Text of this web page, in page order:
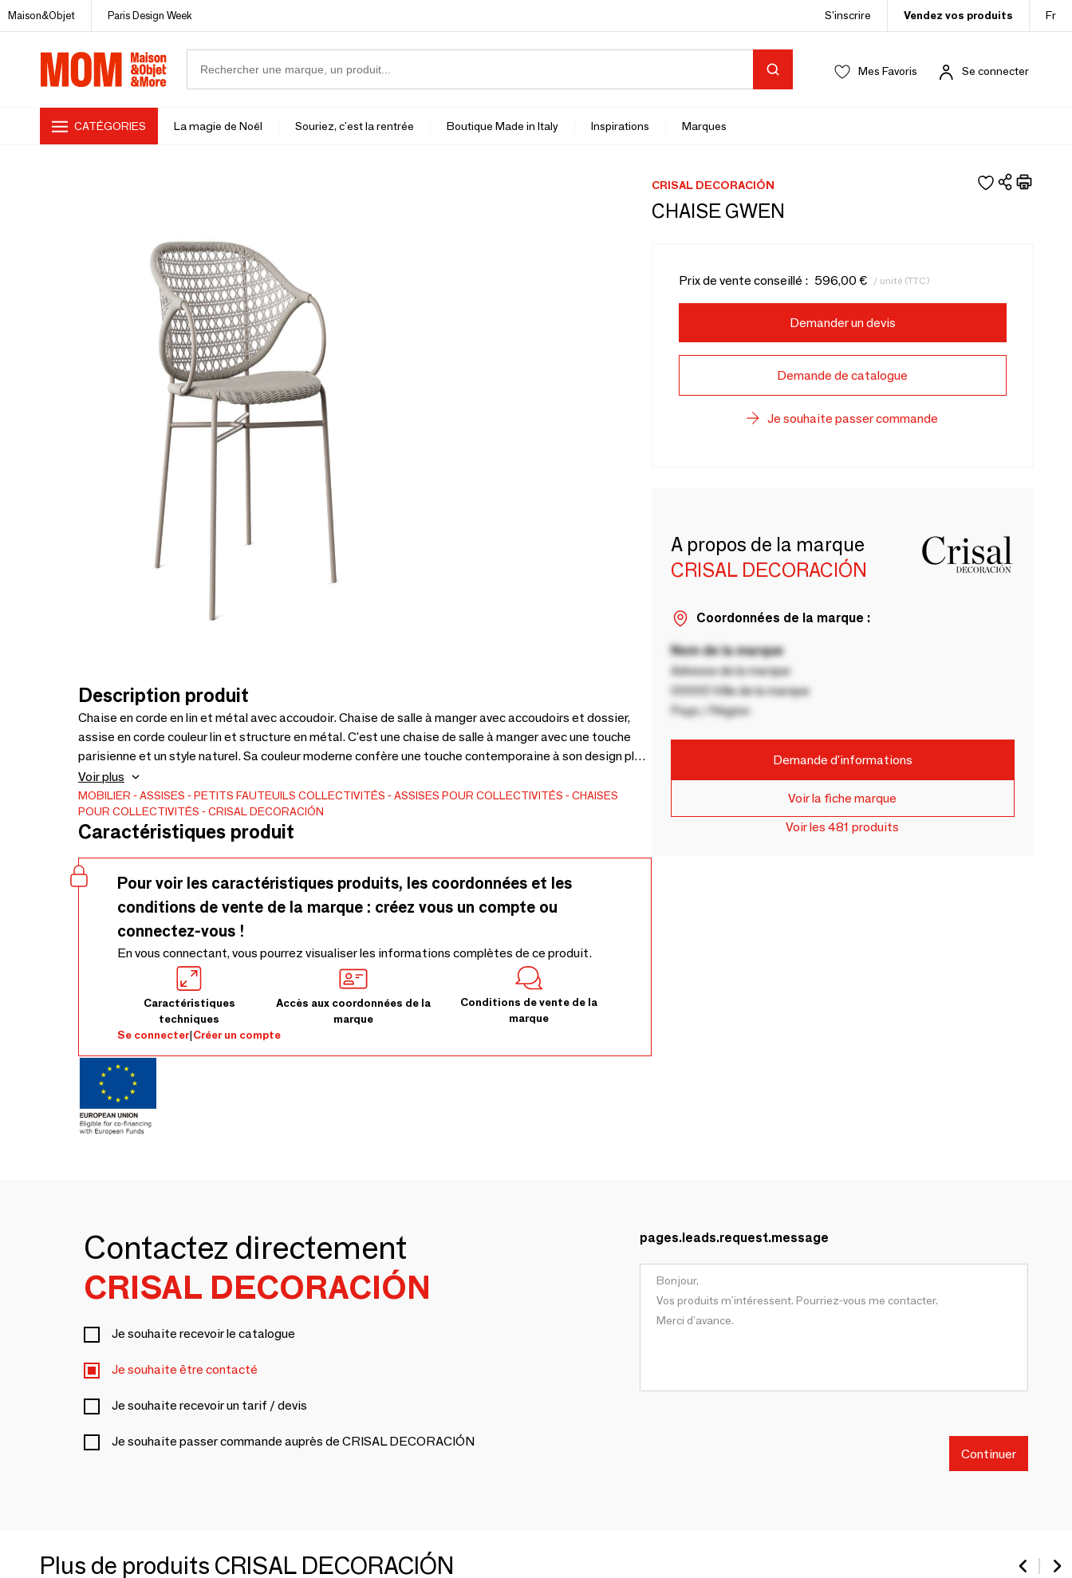
Maison&Objet Paris Design Week S’inscrire Vendez vos produits Fr
Mes Favoris Se connecter
CATÉGORIES La magie de Noël Souriez, c'est la rentrée Boutique Made in Italy Inspirations Marques
Description produit
Chaise en corde en lin et métal avec accoudoir. Chaise de salle à manger avec accoudoirs et dossier,
assise en corde couleur lin et structure en métal. C'est une chaise de salle à manger avec une touche
parisienne et un style naturel. Sa couleur moderne confère une touche contemporaine à son design plus
classique. Dimensions : 52,5 x 58,5 x 75,5. Hauteur du siège : 75,5. PRIX DÉPART TRAVAIL.
Voir plus
MOBILIER ASSISES PETITS FAUTEUILS COLLECTIVITÉS ASSISES POUR COLLECTIVITÉS
CHAISES
POUR COLLECTIVITÉS
CRISAL DECORACIÓN
Caractéristiques produit
Pour voir les caractéristiques produits, les coordonnées et les
conditions de vente de la marque : créez vous un compte ou
connectez-vous !
En vous connectant, vous pourrez visualiser les informations complètes de ce produit.
Caractéristiques
techniques
Accès aux coordonnées de la
marque
Conditions de vente de la
marque
Se connecter|Créer un compte
CRISAL DECORACIÓN
CHAISE GWEN
Prix de vente conseillé : 596,00 € / unité (TTC)
Demander un devis
Demande de catalogue
Je souhaite passer commande
A propos de la marque
CRISAL DECORACIÓN
Coordonnées de la marque :
Nom de la marque
Adresse de la marque
00000 Ville de la marque
Pays / Région
Demande d'informations
Voir la fiche marque
Voir les 481 produits
Contactez directement
CRISAL DECORACIÓN
Je souhaite recevoir le catalogue
Je souhaite être contacté
Je souhaite recevoir un tarif / devis
Je souhaite passer commande auprès de CRISAL DECORACIÓN
pages.leads.request.message
Continuer
Plus de produits CRISAL DECORACIÓN